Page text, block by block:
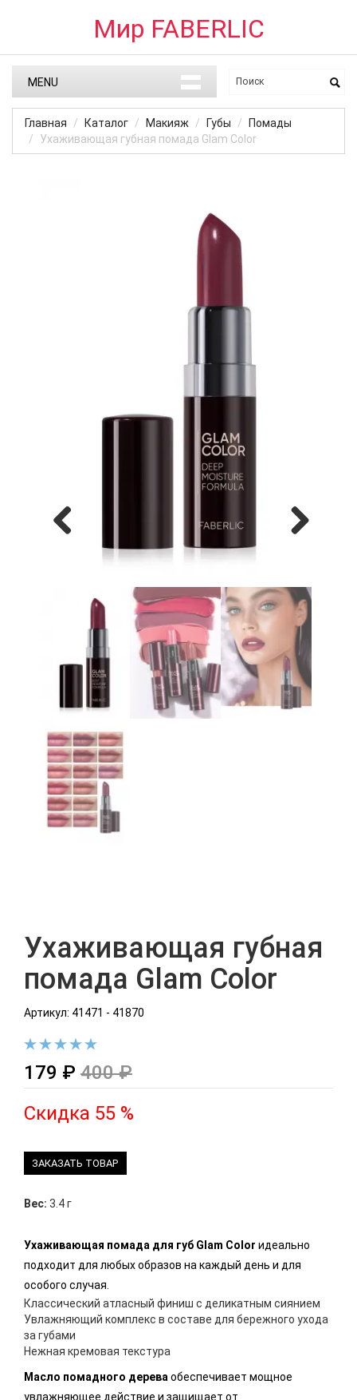
Мир FABERLIC
MENU
Главная Каталог Макияж Губы
Помады
Ухаживающая губная помада Glam Color
Ухаживающая губная
помада Glam Color
Артикул: 41471 - 41870
179 ₽ 400 ₽
Скидка 55 %
ЗАКАЗАТЬ ТОВАР
Вес: 3.4 г
Ухаживающая помада для губ Glam Color идеально
подходит для любых образов на каждый день и для
особого случая.
Классический атласный финиш с деликатным сиянием
Увлажняющий комплекс в составе для бережного ухода
за губами
Нежная кремовая текстура
Масло помадного дерева обеспечивает мощное
увлажняющее действие и защищает от